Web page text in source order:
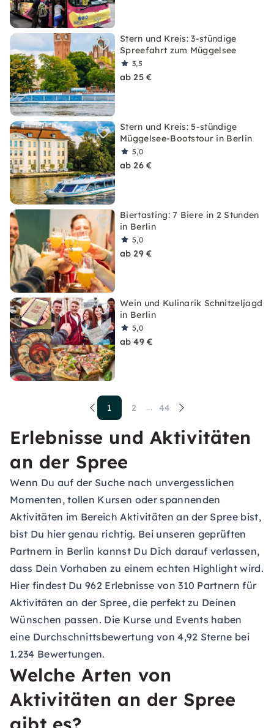
Stern und Kreis: 3-stündige
Spreefahrt zum Müggelsee
3,5
ab 25 €
Stern und Kreis: 5-stündige
Müggelsee-Bootstour in Berlin
5,0
ab 26 €
Biertasting: 7 Biere in 2 Stunden
in Berlin
5,0
ab 29 €
Wein und Kulinarik Schnitzeljagd
in Berlin
5,0
ab 49 €
1 2 ... 44
Erlebnisse und Aktivitäten
an der Spree
Wenn Du auf der Suche nach unvergesslichen
Momenten, tollen Kursen oder spannenden
Aktivitäten im Bereich Aktivitäten an der Spree bist,
bist Du hier genau richtig. Bei unseren geprüften
Partnern in Berlin kannst Du Dich darauf verlassen,
dass Dein Vorhaben zu einem echten Highlight wird.
Hier findest Du 962 Erlebnisse von 310 Partnern für
Aktivitäten an der Spree, die perfekt zu Deinen
Wünschen passen. Die Kurse und Events haben
eine Durchschnittsbewertung von 4,92 Sterne bei
1.234 Bewertungen.
Welche Arten von
Aktivitäten an der Spree